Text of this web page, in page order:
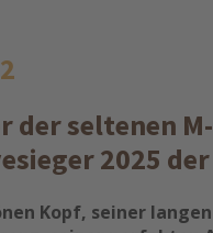
der seltenen
2025
Kopf, seiner